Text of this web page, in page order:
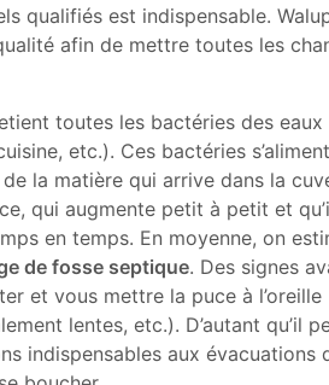
qualifiés est indispensable.
afin de mettre toutes les
toutes les bactéries des eaux
etc.). Ces bactéries
la matière qui arrive dans la
qui augmente petit à petit et
en temps. En moyenne, on
de fosse septique. Des signes
et vous mettre la puce à l’oreille
lentes, etc.). D’autant qu’il
indispensables aux évacuations